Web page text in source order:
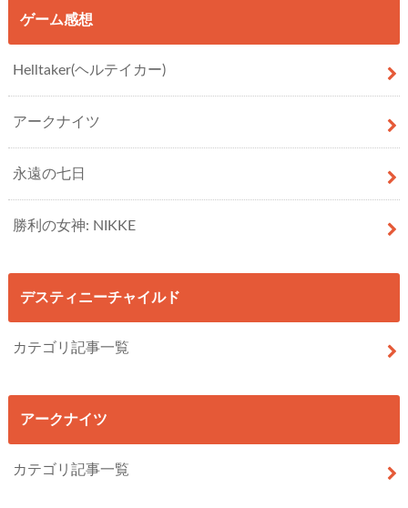
ゲーム感想
Helltaker(ヘルテイカー)
アークナイツ
永遠の七日
勝利の女神: NIKKE
デスティニーチャイルド
カテゴリ記事一覧
アークナイツ
カテゴリ記事一覧